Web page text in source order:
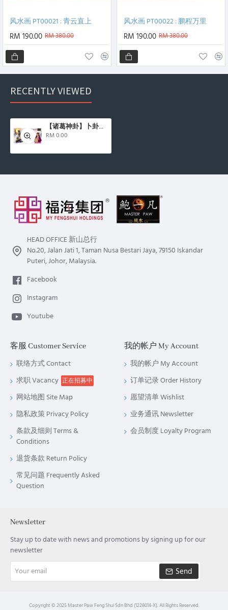
风水画 PT00021 : 青云直上
RM 190.00 RM 380.00
风水画 PT00022 : 鹏程万里
RM 190.00 RM 380.00
RECENTLY VIEWED
【诸葛神卦】卜卦问事 The Divination Service
RM 0.00
HEAD OFFICE 新山总行
No.20, Jalan Jati 1, Taman Nusa Bestari Jaya, 79150 Iskandar
Puteri, Johor, Malaysia.
Facebook
Instagram
Youtube
客服 Customer Service
联络方式 Contact
求职 Vacancy 正在招募中
网站地图 Site Map
隐私政策 Privacy Policy
条款及细则 Terms &
Conditions
退货条款 Return Policy
常见问题 Frequently Asked
Question
我的帐户 My Account
我的帐户 My Account
订单记录 Order History
愿望清单 Wishlist
业务通讯 Newsletter
会员制度 Loyalty Program
Newsletter
Stay up to date with news and promotions by signing up for our
newsletter
email
Send
Copyright © 2025 Master Paw Feng Shui Sdn Bhd (1228014-X). All Rights Reserved.